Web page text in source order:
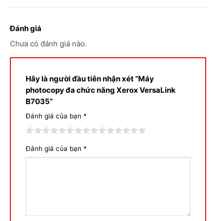
Đánh giá
Chưa có đánh giá nào.
Hãy là người đầu tiên nhận xét “Máy
photocopy đa chức năng Xerox VersaLink
B7035”
Đánh giá của bạn *
Đánh giá của bạn *